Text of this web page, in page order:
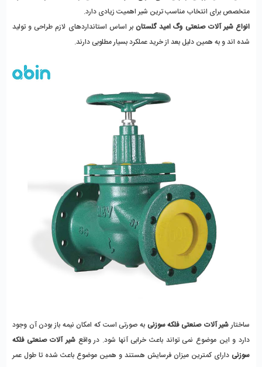
متخصص برای انتخاب مناسب ترین شیر اهمیت زیادی دارد.
انواع شیر آلات صنعتی وگ امید گلستان
شده اند و به همین دلیل بعد از خرید عملکرد بسیار مطلوبی دارند.
ساختار شیر آلات صنعتی فلکه سوزنی
دارد و این موضوع نمی تواند باعث خرابی آنها شود. در واقع
سوزنی